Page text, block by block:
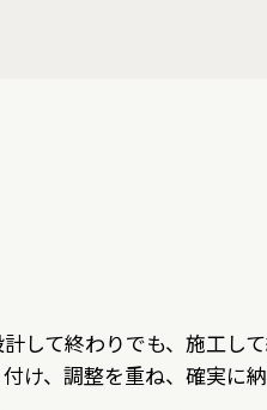
して終わりでも、施工し
け、調整を重ね、確実に